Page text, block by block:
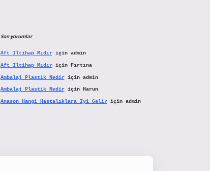
Son yorumlar
Aft Iltihap Mıdıriçin admin
Aft Iltihap Mıdıriçin Fırtına
Ambalaj Plastik Nediriçin admin
Ambalaj Plastik Nediriçin Harun
Anason Hangi Hastalıklara Iyi Geliriçin admin